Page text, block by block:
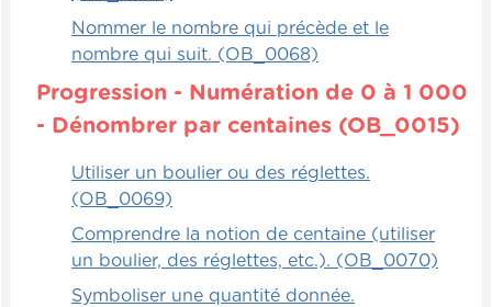
Nommer le nombre qui précède et le
nombre qui suit. (OB_0068)
Progression - Numération de 0 à 1 000
- Dénombrer par centaines (OB_0015)
Utiliser un boulier ou des réglettes.
(OB_0069)
Comprendre la notion de centaine (utiliser
un boulier, des réglettes, etc.). (OB_0070)
Symboliser une quantité donnée.